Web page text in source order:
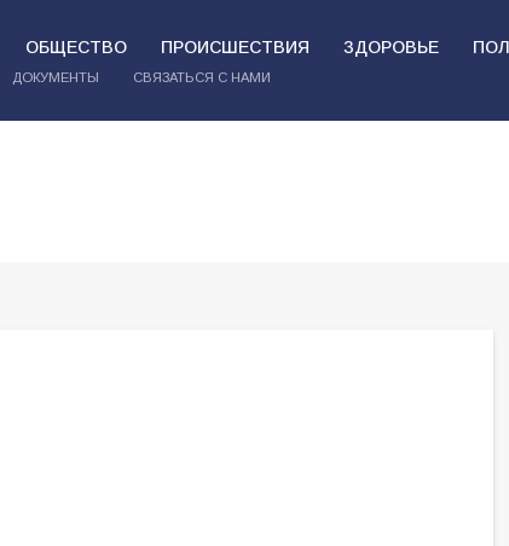
ОБЩЕСТВО ПРОИСШЕСТВИЯ ЗДОРОВЬЕ
ДОКУМЕНТЫ СВЯЗАТЬСЯ С НАМИ